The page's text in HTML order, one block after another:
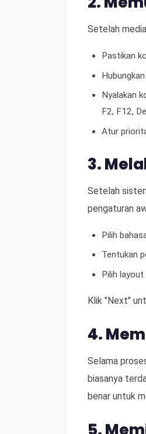
Setelah
Pastikan
Nyalakan
F2, F12,
Atur
3.
Setelah
pengaturan
Pilih
Tentukan
Pilih layout
Klik "Next"
4.
Selama
biasanya
benar untuk